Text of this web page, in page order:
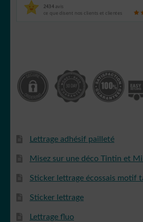
2434avis
ce que disent nos clients et clientes
Lettrage adhésif pailleté
Misez sur une déco Tintin et
Sticker lettrage écossais motif
Sticker lettrage
Lettrage fluo